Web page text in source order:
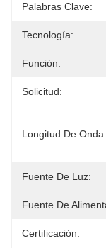
Palabras Clave:
Tecnología:
Función:
Solicitud:
Longitud De Onda:
Fuente De Luz:
Fuente De
Certificación: